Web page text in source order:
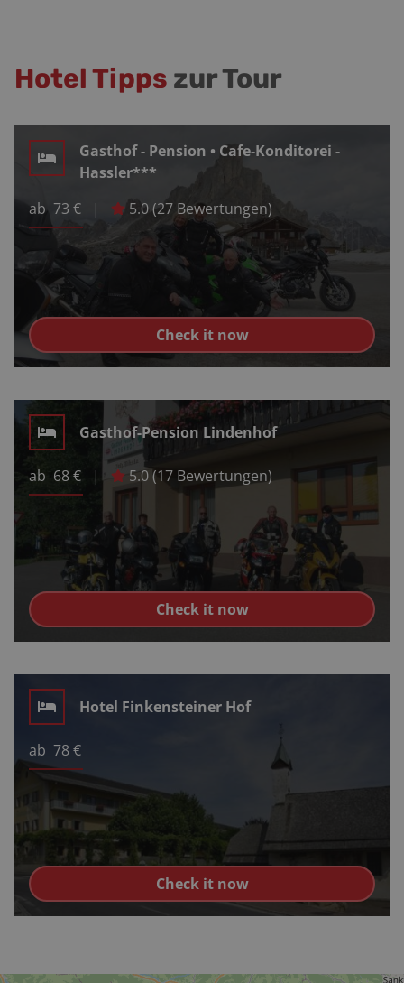
Hotel Tipps zur Tour
Gasthof - Pension • Cafe-Konditorei -
Hassler***
ab 73 € | 5.0(27 Bewertungen)
Check it now
Gasthof-Pension Lindenhof
ab 68€ | 5.0(17 Bewertungen)
Check it now
Hotel Finkensteiner Hof
ab 78€
Check it now